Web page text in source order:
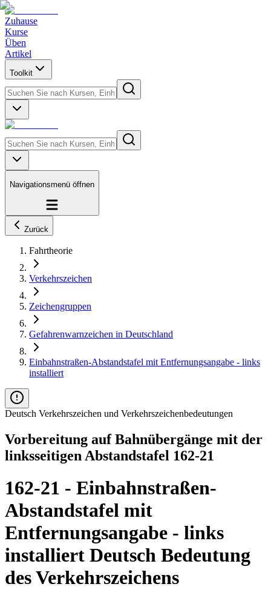
Zuhause
Kurse
Üben
Artikel
Toolkit
Navigationsmenü öffnen
Zurück
Fahrtheorie
Verkehrszeichen
Zeichengruppen
Gefahrenwarnzeichen in Deutschland
Einbahnstraßen-Abstandstafel mit Entfernungsangabe - links
installiert
Deutsch Verkehrszeichen und Verkehrszeichenbedeutungen
Vorbereitung auf Bahnübergänge mit der
linksseitigen Abstandstafel 162-21
162-21 - Einbahnstraßen-
Abstandstafel mit
Entfernungsangabe - links
installiert Deutsch Bedeutung
des Verkehrszeichens